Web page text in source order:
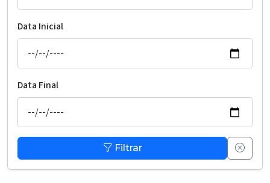
Data Inicial
Data Final
Filtrar